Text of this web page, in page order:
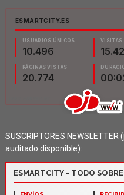
SUSCRIPTORES
auditado disponible):